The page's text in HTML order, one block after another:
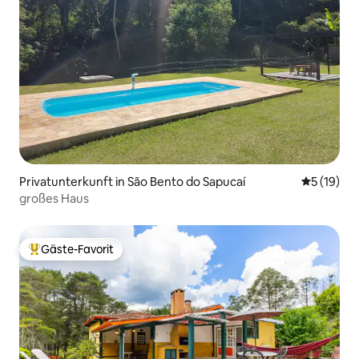
Privatunterkunft in São Bento do Sapucaí
5 (19)
großes Haus
Beliebter Gäste-Favorit.
Gäste-Favorit